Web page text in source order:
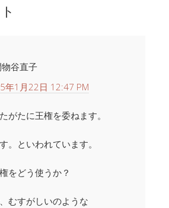
谷直子
年1月22日 12:47 PM
がたに王権を委ねます。
。といわれています。
をどう使うか？
むすがしいのような